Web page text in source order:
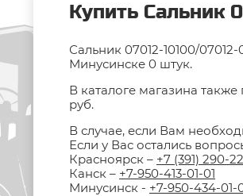
Купить Сальник
Сальник 07012-10100/
Минусинске 0 штук.
В каталоге магазина также
руб.
В случае, если Вам
Если у Вас остались
Красноярск – +7 (391) 290-
Канск – +7-950-413-01-01
Минусинск - +7-950-434-01-